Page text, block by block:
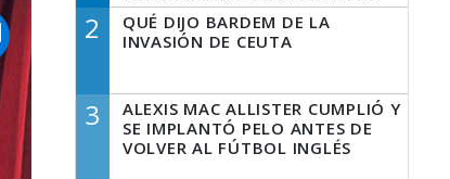
DECIR A LA JUSTICIA LO QUE
TIENE QUE HACER"
2
QUÉ DIJO BARDEM DE LA
INVASIÓN DE CEUTA
3
ALEXIS MAC ALLISTER CUMPLIÓ Y
SE IMPLANTÓ PELO ANTES DE
VOLVER AL FÚTBOL INGLÉS